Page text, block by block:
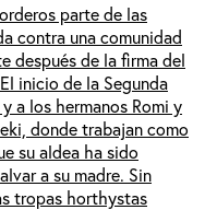
parte de las
contra una comunidad
después de la firma del
inicio de la Segunda
a los hermanos Romi y
donde trabajan como
su aldea ha sido
a su madre. Sin
tropas horthystas